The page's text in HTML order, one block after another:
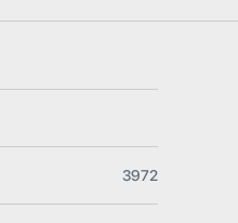
3972